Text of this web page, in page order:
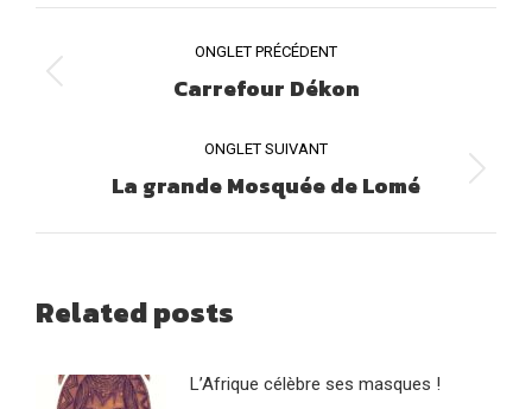
NAVIGATION
DE
COMMENTAIRE
ONGLET PRÉCÉDENT
Onglet
Carrefour Dékon
ONGLET SUIVANT
Onglet
La grande Mosquée de Lomé
Related posts
L’Afrique célèbre ses masques !